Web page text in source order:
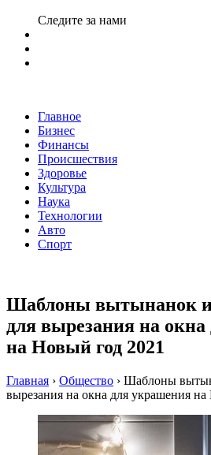
Следите за нами
Главное
Бизнес
Финансы
Происшествия
Здоровье
Культура
Наука
Технологии
Авто
Спорт
Шаблоны вытынанок
для вырезания на
на Новый год 2021
Главная › Общество › Шаблоны
вырезания на окна для украшения